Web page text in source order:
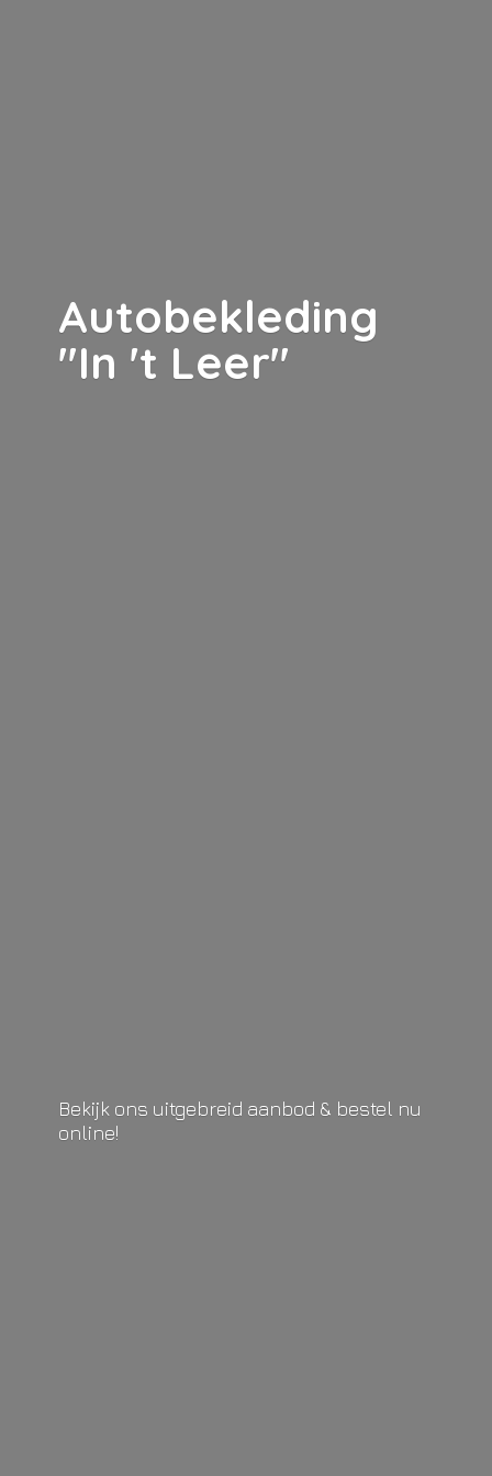
Autobekleding
"In 't Leer"
Bekijk ons uitgebreid aanbod & bestel nu
online!